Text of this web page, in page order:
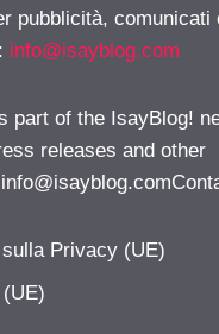
pubblicità, comunicati
info@isayblog.com
part of the IsayBlog!
releases and other
Privacy (UE)